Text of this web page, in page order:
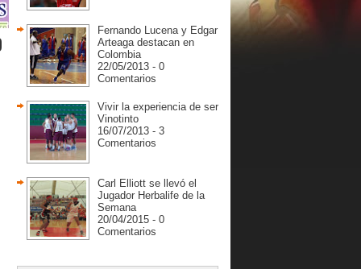
Fernando Lucena y Edgar
Arteaga destacan en
Colombia
22/05/2013 - 0
Comentarios
Vivir la experiencia de ser
Vinotinto
16/07/2013 - 3
Comentarios
Carl Elliott se llevó el
Jugador Herbalife de la
Semana
20/04/2015 - 0
Comentarios